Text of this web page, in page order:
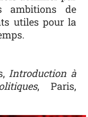
ambitions de
utiles pour la
Introduction à
, Paris,